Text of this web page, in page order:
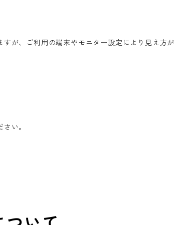
が、ご利用の端末やモニター設定により見え方
い。